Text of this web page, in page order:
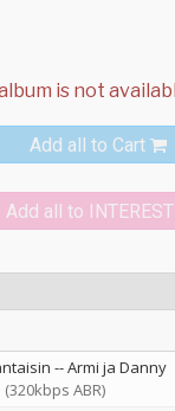
Add all to Cart
Add all to INTEREST
--Armi ja Danny
(320kbps ABR)